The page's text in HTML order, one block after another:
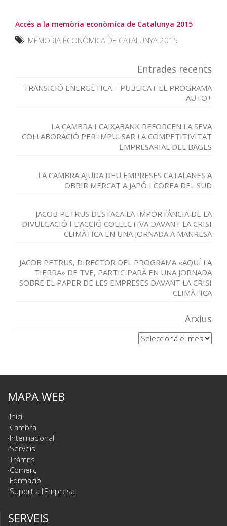
Accés a la memòria econòmica de Catalunya 2015
MEMORIA ECONÒMICA DE CATALUNYA 2015
Entrades recents
TRANSICIÓ ENERGÈTICA – PUBLICAT EL PROGRAMA
AUTO+
LA CAMBRA I CAIXABANK REFORCEN LA SEVA
COL·LABORACIÓ PER IMPULSAR LA COMPETITIVITAT
EMPRESARIAL DEL BAGES
LA CAMBRA AJUDA DEU EMPRESES CATALANES A
OBRIR MERCAT A JAPÓ I COREA DEL SUD
JACOB PETRUS DESTACA LA IMPORTÀNCIA DE LA
DIVULGACIÓ I L’ACCIÓ COL·LECTIVA DAVANT LA CRISI
CLIMÀTICA EN UNA JORNADA A MANRESA
JACOB PETRUS, DIRECTOR DEL PROGRAMA «AQUÍ LA
TIERRA» DE TVE, PARTICIPARÀ EN UNA JORNADA
SOBRE EL PAPER DE LES EMPRESES DAVANT LA CRISI
CLIMÀTICA
Arxius
Arxius
MAPA WEB
Inici
Cambra
Internacional
Serveis
Tràmits
Comerç
Formació
Suport a l’Empresa
SERVEIS